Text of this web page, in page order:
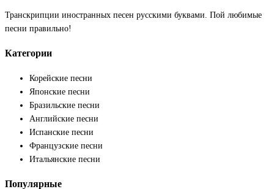
Транскрипции иностранных песен русскими буквами. Пой любимые
песни правильно!
Категории
Корейские песни
Японские песни
Бразильские песни
Английские песни
Испанские песни
Французские песни
Итальянские песни
Популярные